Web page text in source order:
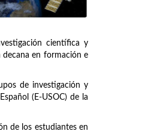
científica y
decana en formación e
de investigación y
(E-USOC) de la
de los estudiantes en